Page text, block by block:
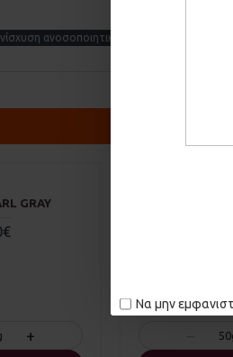
Να μην
ανοσοποιητικού
GRAY
+